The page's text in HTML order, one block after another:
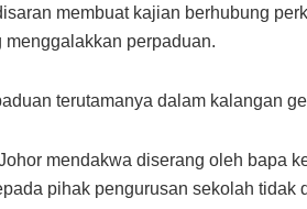
membuat kajian berhubung
perpaduan.
terutamanya dalam kalangan
mendakwa diserang oleh bapa
pihak pengurusan sekolah tidak